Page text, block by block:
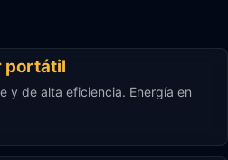
portátil
y de alta eficiencia. Energía en